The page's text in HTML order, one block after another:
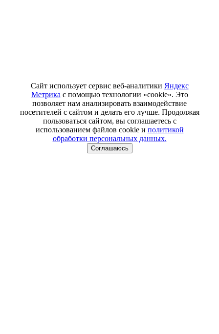
Сайт использует сервис веб-аналитики Яндекс
Метрика с помощью технологии «cookie». Это
позволяет нам анализировать взаимодействие
посетителей с сайтом и делать его лучше. Продолжая
пользоваться сайтом, вы соглашаетесь с
использованием файлов cookie и политикой
обработки персональных данных.
Соглашаюсь